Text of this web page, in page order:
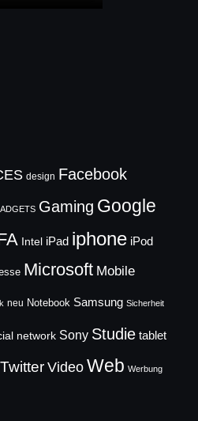
design Facebook
Gaming Google
Intel iPad iphone iPod
Microsoft Mobile
neu Notebook Samsung Sicherheit
network Sony Studie tablet
Twitter Video Web Werbung